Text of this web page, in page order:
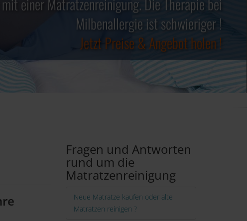
Milbenallergie ist schwieriger !
Jetzt Preise & Angebot holen !
Jetzt Preise & Angebot holen !
✓ Kosten steuerlich absetzbar ✓
Jetzt Preise & Angebot holen !
Fragen und Antworten
rund um die
Matratzenreinigung
Neue Matratze kaufen oder alte
Matratzen reinigen ?